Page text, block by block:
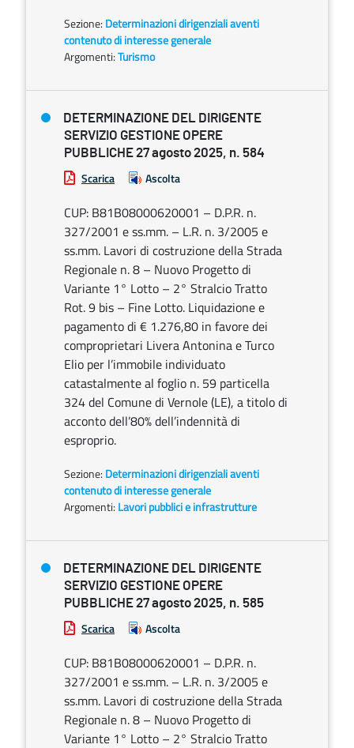
Sezione: Determinazioni dirigenziali aventi
contenuto di interesse generale
Argomenti:Turismo
DETERMINAZIONE DEL DIRIGENTE
SERVIZIO GESTIONE OPERE
PUBBLICHE 27 agosto 2025, n. 584
Scarica Ascolta
CUP: B81B08000620001 – D.P.R. n.
327/2001 e ss.mm. – L.R. n. 3/2005 e
ss.mm. Lavori di costruzione della Strada
Regionale n. 8 – Nuovo Progetto di
Variante 1° Lotto – 2° Stralcio Tratto
Rot. 9 bis – Fine Lotto. Liquidazione e
pagamento di € 1.276,80 in favore dei
comproprietari Livera Antonina e Turco
Elio per l’immobile individuato
catastalmente al foglio n. 59 particella
324 del Comune di Vernole (LE), a titolo di
acconto dell’80% dell’indennità di
esproprio.
Sezione: Determinazioni dirigenziali aventi
contenuto di interesse generale
Argomenti: Lavori pubblici e infrastrutture
DETERMINAZIONE DEL DIRIGENTE
SERVIZIO GESTIONE OPERE
PUBBLICHE 27 agosto 2025, n. 585
Scarica Ascolta
CUP: B81B08000620001 – D.P.R. n.
327/2001 e ss.mm. – L.R. n. 3/2005 e
ss.mm. Lavori di costruzione della Strada
Regionale n. 8 – Nuovo Progetto di
Variante 1° Lotto – 2° Stralcio Tratto